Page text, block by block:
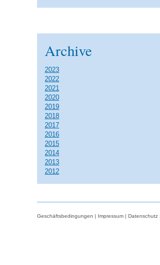
Archive
2023
2022
2021
2020
2019
2018
2017
2016
2015
2014
2013
2012
Geschäftsbedingungen Impressum Datenschutz